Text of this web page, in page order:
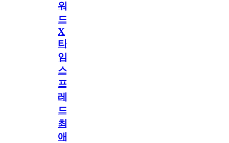
워
드
X
타
임
스
프
레
드]
최
애